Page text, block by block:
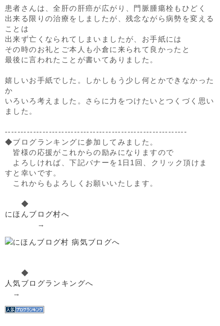
患者さんは、全肝の肝癌が広がり、門脈腫瘍栓もひどく
出来る限りの治療をしましたが、残念ながら病勢を変える
ことは
出来ず亡くなられてしまいましたが、お手紙には
その時のお礼とご本人も小倉に来られて良かったと
最後に言われたことが書いてありました。
嬉しいお手紙でした。しかしもう少し何とかできなかった
か
いろいろ考えました。さらに力をつけたいとつくづく思い
ました。
----------------------------------------------------------
◆ブログランキングに参加してみました。
皆様の応援がこれからの励みになりますので
よろしければ、下記バナーを1日1回、クリック頂けま
すと幸いです。
これからもよろしくお願いいたします。
◆
にほんブログ村へ
→
◆
人気ブログランキングへ
→